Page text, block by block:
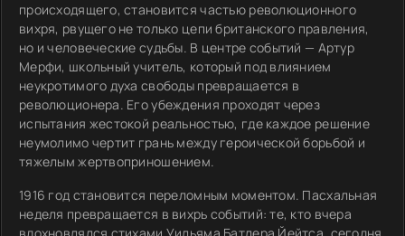
происходящего, становится частью революционного
вихря, рвущего не только цепи британского правления,
но и человеческие судьбы. В центре событий — Артур
Мерфи, школьный учитель, который под влиянием
неукротимого духа свободы превращается в
революционера. Его убеждения проходят через
испытания жестокой реальностью, где каждое решение
неумолимо чертит грань между героической борьбой и
тяжелым жертвоприношением.
1916 год становится переломным моментом. Пасхальная
неделя превращается в вихрь событий: те, кто вчера